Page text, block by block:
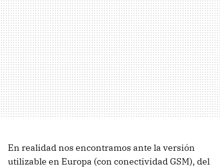
En realidad nos encontramos ante la versión
utilizable en Europa (con conectividad GSM), del